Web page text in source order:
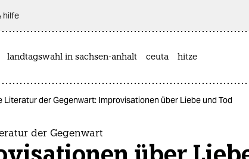
hilfe
landtagswahl in sachsen-anhalt ceuta hitze
Literatur der Gegenwart: Improvisationen über Liebe und Tod
der Gegenwart